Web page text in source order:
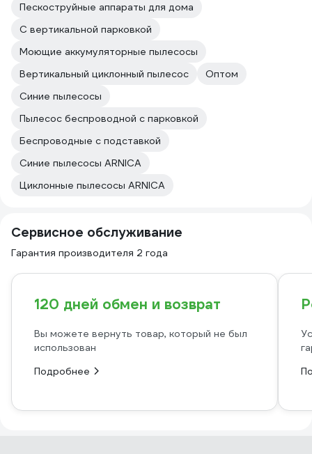
Пескоструйные аппараты для дома
С вертикальной парковкой
Моющие аккумуляторные пылесосы
Вертикальный циклонный пылесос
Оптом
Синие пылесосы
Пылесос беспроводной с парковкой
Беспроводные с подставкой
Синие пылесосы ARNICA
Циклонные пылесосы ARNICA
Сервисное обслуживание
Гарантия производителя 2 года
120 дней обмен и возврат
Вы можете вернуть товар, который не был
использован
Подробнее